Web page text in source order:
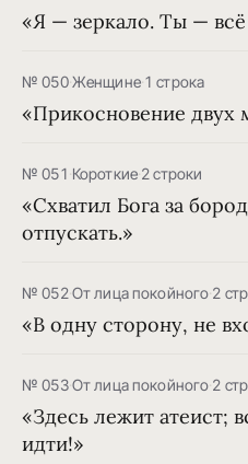
«Я — зеркало. Ты — всё
№ 050·Женщине·1 строка
«Прикосновение двух
№ 051·Короткие·2 строки
«Схватил Бога за
отпускать.»
№ 052·От лица покойного·2
«В одну сторону, не
№ 053·От лица покойного·2
«Здесь лежит атеист;
идти!»